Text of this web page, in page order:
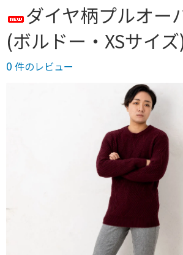
ダイヤ柄プルオー
(ボルドー・XSサイ
0 件のレビュー